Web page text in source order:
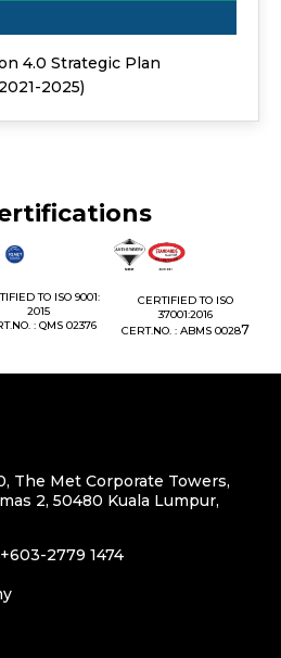
4.0 Strategic Plan
2025)
TO ISO 9001:
2015
: QMS 02376
CERTIFIED TO ISO
37001:2016
CERT.NO. : ABMS 00287
The Met Corporate Towers,
2, 50480 Kuala Lumpur,
2779 1474